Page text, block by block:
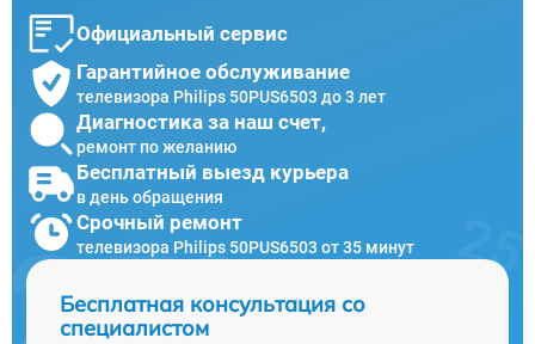
Официальный сервис
Гарантийное обслуживание
телевизора Philips 50PUS6503 до 3 лет
Диагностика за наш счет,
ремонт по желанию
Бесплатный выезд курьера
в день обращения
Срочный ремонт
телевизора Philips 50PUS6503 от 35 минут
Бесплатная консультация со
специалистом